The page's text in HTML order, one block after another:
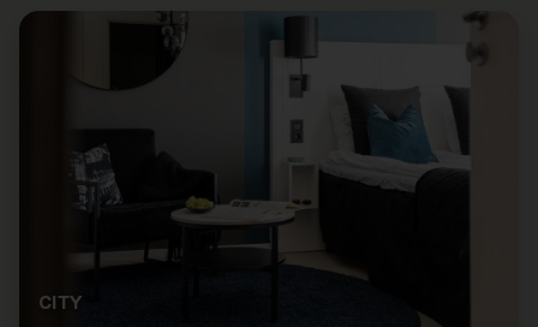
CITY